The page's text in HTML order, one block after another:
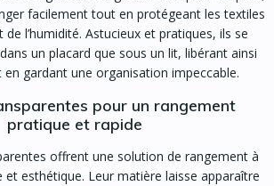
facilement tout en protégeant les textiles
l’humidité. Astucieux et pratiques, ils se
un placard que sous un lit, libérant ainsi
en gardant une organisation impeccable.
pour un rangement
pratique et rapide
offrent une solution de rangement à
esthétique. Leur matière laisse apparaître